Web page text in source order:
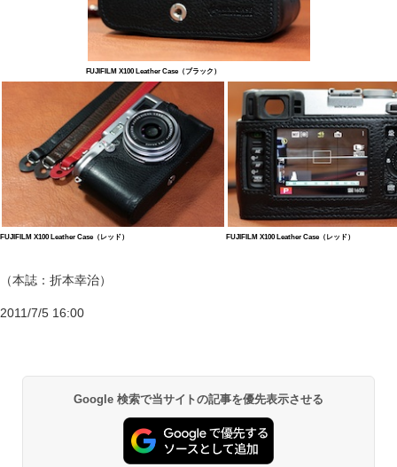
FUJIFILM X100 Leather Case（ブラック）
FUJIFILM X100 Leather Case（レッド） FUJIFILM X100 Leather Case（レッド）
（本誌：折本幸治）
2011/7/5 16:00
Google 検索で当サイトの記事を優先表示させる